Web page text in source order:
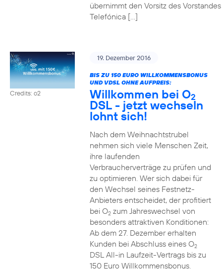
übernimmt den Vorsitz des
Telefónica […]
Credits: o2
19. Dezember 2016
BIS ZU 150 EURO WILLKOMMENSBONUS
UND VDSL OHNE AUFPREIS:
Willkommen bei O2
DSL - jetzt wechseln
lohnt sich!
Nach dem Weihnachtstrubel
nehmen sich viele Menschen Zeit,
ihre laufenden
Verbraucherverträge zu prüfen und
zu optimieren. Wer sich dabei für
den Wechsel seines Festnetz-
Anbieters entscheidet, der profitiert
bei O2zum Jahreswechsel von
besonders attraktiven Konditionen:
Ab dem 27. Dezember erhalten
Kunden bei Abschluss eines O2
DSL All-in Laufzeit-Vertrags bis zu
150 Euro Willkommensbonus.